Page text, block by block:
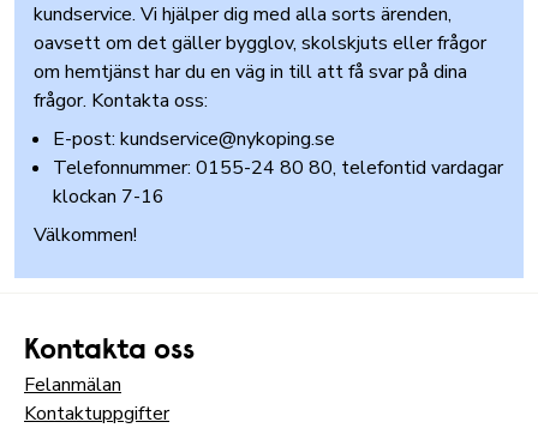
kundservice. Vi hjälper dig med alla sorts ärenden,
oavsett om det gäller bygglov, skolskjuts eller frågor
om hemtjänst har du en väg in till att få svar på dina
frågor. Kontakta oss:
E-post: kundservice@nykoping.se
Telefonnummer: 0155-24 80 80, telefontid vardagar
klockan 7-16
Välkommen!
Kontakta oss
Felanmälan
Kontaktuppgifter